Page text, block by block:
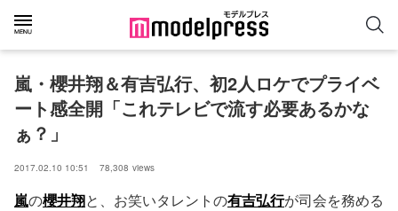
嵐・櫻井翔＆有吉弘行、初2人ロケでプライベ
ート感全開「これテレビで流す必要あるかな
ぁ？」
2017.02.10 10:51 78,308 views
嵐の櫻井翔と、お笑いタレントの有吉弘行が司会を務める